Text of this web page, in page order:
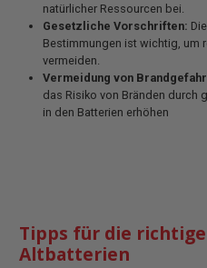
natürlicher Ressourcen bei.
Gesetzliche Vorschriften:
Bestimmungen ist wichtig, um
vermeiden.
Vermeidung von
das Risiko von Bränden durch
in den Batterien erhöhen
Tipps für die
Altbatterien